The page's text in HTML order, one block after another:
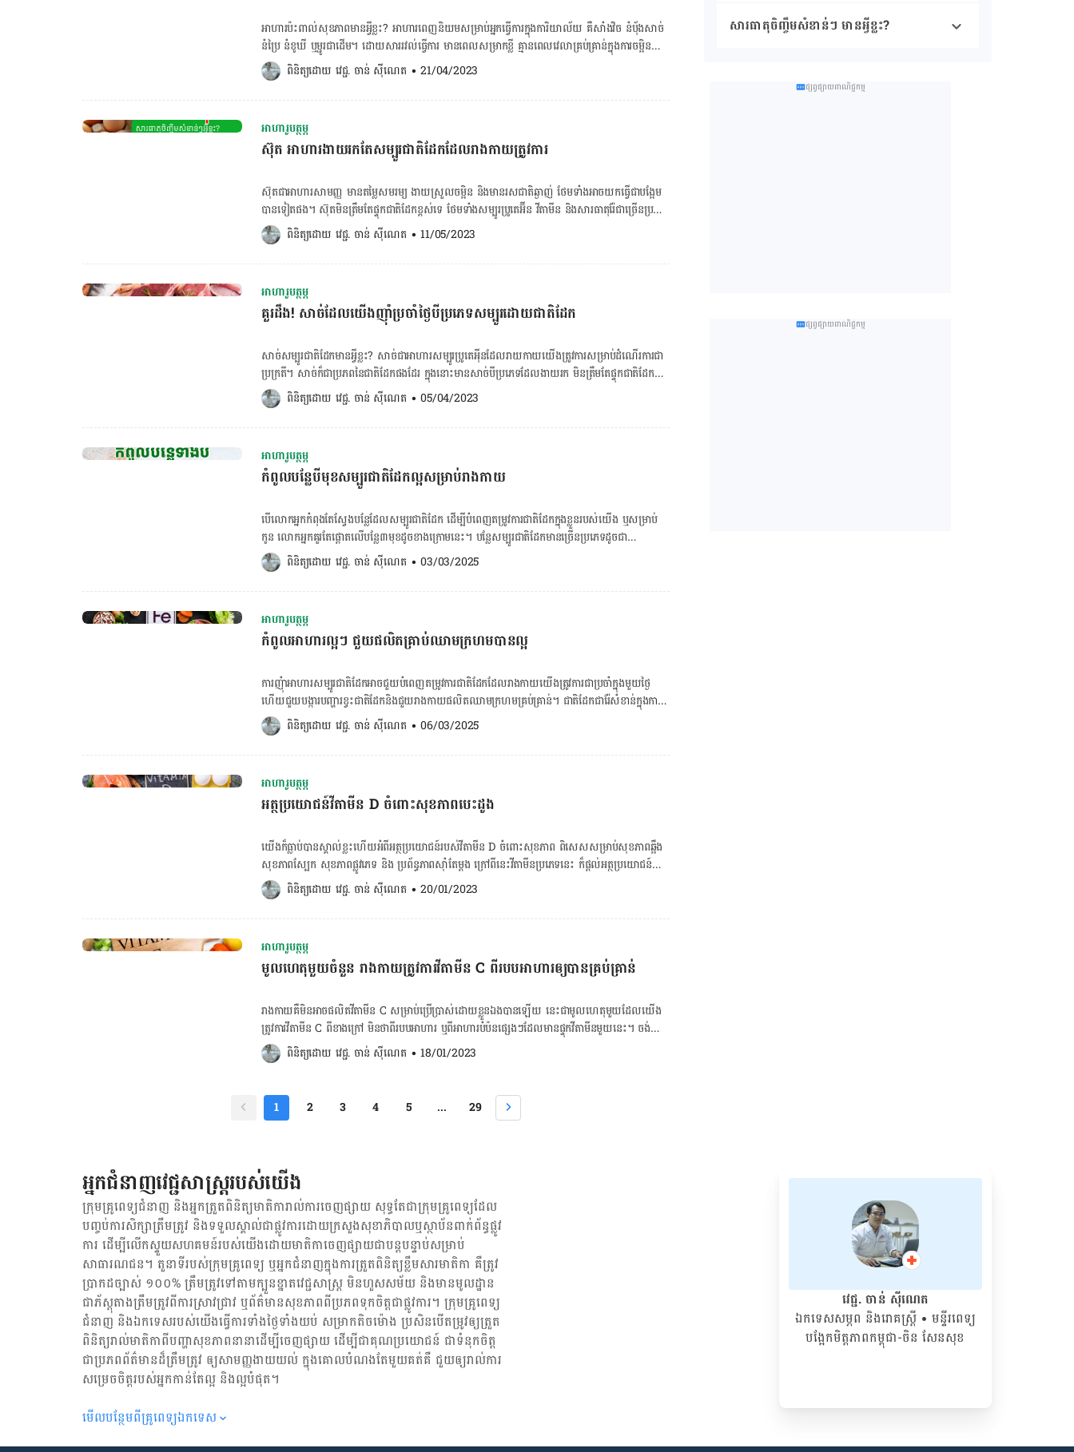
ធ្វើមេតាប៉ូលី នៃពពួកកាបូអ៊ីដ្រាត ប្រូតេអ៊ីន ខ្លាញ់ និង […]
អាហារប៉ះពាល់សុខភាពមានអ្វីខ្លះ? អាហារពេញនិយមសម្រាប់អ្នកធ្វើការក្នុង​ការិយាល័យ គឺសាំងវិច នំបុ័ង​សាច់
នំប្រៃ នំខូឃី ឬម្ជូរជាដើម។ ដោយសារ​​​​រវល់ធ្វើការ មានពេលសម្រាកខ្លី គ្មានពេល​វេលាគ្រប់គ្រាន់​ក្នុង​ការចម្អិន
ឬញុំាអាហារ ជាពិសេសអាហារពេលព្រឹកនិងអាហារសម្រន់ នៅជិត​កន្លែងធ្វើការមានលក់​អី​ក៏​ទិញ​ហ្នឹងញុំាទៅ។
មួយវិញទៀត អាហារ​ទំាងនេះ​​មានមានភាពងាយ​ស្រួល​ក្នុងការញុំា ដោយអាច​ញុំាបណ្តើរ​ធ្វើការ​បណ្តើរក៏បាន មិន
ចំណាយពេលយូរក្នុងការញុំា។ យ៉ាងណាមិញ យើងគួរកាត់បន្ថយអាហារទាំងនេះ ព្រោះ​ប៉ះពាល់សុខភាពច្រើន​
ហតដក នំបុ័ងសាច់ នំដូណាត់ ភ្លៅមាន់បំពង និងស្លាបមាន់ក្រឡុកជាដើម​ដែលសម្បូរទៅដោយម្សៅកែច្នៃ ផ្ទុក​
ខ្លាញ់ អំបិល ស្ករ និងកាឡូរីខ្ពស់។ ការញុំាអាហារហ្វាសហ្វូតច្រើនបង្កើនហានិភ័យធាត់ កើតជំងឺ​លើស​សម្ពាធ​
ដូចជា មីកំប៉ុង ប្រហិត សាច់ប៉ាត់តេ នំកញ្ចប់ ឬអាហារ​កំប៉ុង​ច្រើនអាច​ធ្វើឱ្យ​យើង​ធាត់ ប្រឈម​
បញ្ហាលើសសម្ពាធឈាម កើតជំងឺបេះដូង និងជំងឺទឹក​នោមផ្អែម​ដោយសារ​ក្នុង​អាហារកែច្នៃ​មាន​សារធាតុចិញ្ចឹម
តិចតួច តែផ្ទុកកាបូអ៊ីដ្រាតកៃច្នៃ ជាតិស្ករ អំបិល […]
ពិនិត្យដោយ វេជ្ជ. ចាន់ ស៊ីណេត • 21/04/2023
អាហារូបត្ថម្ភ
ស៊ុត អាហារងាយរកតែសម្បូរ​ជាតិដែក​ដែល​រាង​កាយ​ត្រូវ​ការ
ស៊ុតជាអាហារសាមញ្ញ មានតម្លៃសមរម្យ ងាយស្រួលចម្អិន និងមានរសជាតិ​ឆ្ងាញ់ ថែមទាំងអាច​យក​ធ្វើ​ជា​បង្អែម
បានទៀតផង។ ស៊ុតមិនត្រឹមតែផ្ទុកជាតិដែកខ្ពស់ទេ ថែមទាំងសម្បូរប្រូតេអ៊ីន វីតាមីន​ និងសារធាតុរ៉ែ​ជាច្រើនប្រភេទ
ដែលល្អចំពោះសុខភាព។ ស៊ុតមួយគ្រាប់ទម្ងន់ប្រហែល ៥០ ក្រាមមានសារធាតុចិញ្ចឹមដូចជា៖ ជាតិដែក ០,៩
មិល្លីក្រាម ប្រូតេអ៊ីន ៦,៣ ក្រាម វីតាមីន A ៨០​ មីក្រូក្រាម វីតាមីន D ១ មីក្រូក្រាម ខូលីន (Choline) ១៤៧
មិល្លីក្រាម ១. ជាតិដែក យើងត្រូវការជាតិដែកផលិតឈាមក្រហម និងដឹកនាំអុកស៊ីសែន​ចែក​ចាយ​ពាសពេញរាង
អាហារ​ទៅ​ជា​ថាមពលដែរ។ ២. ប្រូតេអ៊ីន ប្រូតេអ៊ីនមិនត្រឹមតែជួយឱ្យរាងកាយមានកម្លាំងទេ ថែមទាំងជួយពង្រឹង
ជួសជុល និងបង្កើន​ម៉ាស​សាច់​ដុំ​ទៀត​ផង។ ពិសេសជាងនេះទៅទៀត ប្រូតេអ៊ីនជួយឱ្យដល់ការលូតលាស់​ និង
ចង់គណនា BMR ចុចទីនេះ! ចង់គណនារកចង្វាក់បេះដូងលោត ចុចទីនេះ! ចង់ពិនិត្យជំងឺសរសៃឈាមបេះដូង
ចុចទីនេះ! ៣. វីតាមីន A វីតាមីន A ជួយដល់សុខភាពភ្នែក ការពារភ្នែកពីការបំផ្លាញពីកាំរស្មី UV […]
ពិនិត្យដោយ វេជ្ជ. ចាន់ ស៊ីណេត • 11/05/2023
អាហារូបត្ថម្ភ
គួរ​ដឹង! សាច់​ដែល​យើង​ញ៉ាំប្រចាំ​ថ្ងៃ​បី​ប្រភេទ​សម្បូរដោយជាតិ​ដែក
សាច់សម្បូរជាតិដែកមានអ្វីខ្លះ? សាច់​ជា​អាហារ​​សម្បូរ​ប្រូតេអុីនដែល​រាយ​កាយ​យើង​ត្រូវ​ការ​​សម្រាប់​ដំណើរ​ការ​ជា​
ប្រក្រតី​។​ សាច់​ក៏​ជា​ប្រភព​នៃ​ជាតិ​ដែក​ផង​ដែរ ក្នុងនោះមានសាច់​​បីប្រភេទដែលងាយរក មិនត្រឹម​តែ​​ផ្ទុកជាតិដែក
ខ្ពស់ទេ ថែមទាំង​សម្បូរ​ប្រូតេអុីន និងវីតាមីនជាច្រើន។ រាងកាយយើងត្រូវការជាតិដែកដើម្បីផលិតឈាមក្រហមជា
រៀងរាល់ថ្ងៃ និងដឹកនាំអុកស៊ីសែនទៅចិញ្ចឹម​គ្រប់ជាលិកាក្នុងខ្លួន។ យើងអាចទទួលបានជាតិដែកគ្រប់គ្រាន់
តាមរយៈការញុំាអាហារសម្បូរជាតិដែក ហើយ​ខាង​ក្រោមជាសាច់សម្បូរជាតិដែកដែលងាយរក​បាន​។​ ១. សាច់គោ
ម្ជូរគ្រឿងសាច់គោ ឡុកឡាក់​សាច់គោ ឆាខាត់ណាសាច់គោ និងឡាបសាច់គោជាដើម។ ក្នុង​សាច់​​គោ ១០០
ក្រាមមានជាតិដែក ១,៩ មិល្លីក្រាម ប្រូតេអុីន ១,៧ ក្រាម វីតាមីន B12 ២,១ មីក្រូក្រាម ស័ង្កសី ៤,២ មិល្លីក្រាម
ហើយអាចច្នៃបានជាម្ហូបច្រើនមុខ។ ម្ហូបធ្វើ​ពី​សាច់ជ្រូកដែលពេញនិយមគឺបាយសាច់ជ្រូក ខ ស្ងោរជ្រក់ជើងជ្រូក
និងជ្រូកខ្វៃជាដើម។ ក្នុង​សាច់​​ជ្រូក ១០០ ក្រាមមានជាតិដែក ០,៩ មិល្លីក្រាម ប្រូតេអុីន ១៦,៩ ក្រាម វីតាមីន
B12 ០,៧ មីក្រូក្រាម ស័ង្កសី […]
ពិនិត្យដោយ វេជ្ជ. ចាន់ ស៊ីណេត • 05/04/2023
អាហារូបត្ថម្ភ
កំពូលបន្លែបីមុខសម្បូរជាតិដែក​ល្អសម្រាប់រាងកាយ
បើ​លោក​អ្នក​កំពុង​តែ​ស្វែង​បន្លែ​ដែលសម្បូរជាតិដែក ដើម្បី​បំពេញ​តម្រូវការ​ជាតិ​ដែកក្នុងខ្លួនរបស់យើង ឬសម្រាប់​
កូន លោកអ្នក​គួរតែផ្តោតលើបន្លែ៣មុខដូចខាងក្រោមនេះ។ បន្លែសម្បូរជាតិដែកមានច្រើនប្រភេទដូចជា
សណ្តែកសៀង សណ្តែកបារាំង ផ្សិត បន្លែស្លឹកបៃតង និង​ប៉េងប៉ោះជាដើម។ ប៉ុន្តែ ក្នុង​ចំណោមបន្លែទាំងអស់ ស្ពៃ
ក្តោប ដំឡូងបារាំង និងផ្កាខាត់ណាខៀវ ជាប្រភេទបន្លែសម្បូរជាតិដែកខ្ពស់​ដែល​យើង​មិន​គួរមើលរំលង។ ហេតុអ្វី?
រាងកាយយើងមិនអាចផលិតជាតិដែកបានទេ ដូច្នេះដើម្បីទទួលបានជាតិ​ដែកគ្រប់គ្រាន់ យើង​ត្រូវ​ញុំា​អាហារ​សម្បូរ
រាងកាយស្រូបយកជាតិដែកពីបន្លែបានល្អ ដើម្បីឱ្យរាងកាយស្រូបយកជាតិដែកពីបន្លែនិងផ្លែឈើបានល្អ យើងត្រូវ​
ញុំាអាហារសម្បូរវីតាមីន C ដូចជា ផ្លែឈើអម្បូរក្រូចឬអម្បូរបឺរី ត្របែក ល្ហុង ត្រសក់ស្រូវ ដំឡូងជ្វា ម្ទេសហាវៃ
បាយជាមួយឆាសណ្តែកកួរ យើងគួរញុំាត្រសក់ស្រូវ ក្រូចឬល្ហុងជាបង្អែមតាម​ក្រោយ​។ ២. បន្លែសម្បូរជាតិដែកបី
មុខដែលរាងកាយត្រូវការ ស្ពៃក្ដោប៖ ស្ពៃក្តោបមិនត្រឹមតែសម្បូរជាតិដែកទេ ថែមទាំងផ្ទុកកាឡូរីនិងជាតិខ្លាញ់ទាប
ហើយមានវីតាមីន C ខ្ពស់។ ក្នុងស្ពៃក្តោប៨៩ ក្រាមមានផ្ទុកជាតិដែក ០,៤ មិល្លីក្រាមនិងវីតាមីន C ៣២,៦
មិល្លីក្រាម។ ស្ពៃក្តោបស្រួយ មានរសជាតិផ្អែមឡែមៗ ជាពិសេសមានពីរពណ៌គឺពណ៌សនិងស្វាយ ហើយ​យើង​
ពិនិត្យដោយ វេជ្ជ. ចាន់ ស៊ីណេត • 03/03/2025
អាហារូបត្ថម្ភ
កំពូលអាហារល្អៗ ជួយផលិតគ្រាប់ឈាមក្រហមបានល្អ
ការញុំាអាហារសម្បូរជាតិដែកអាចជួយបំពេញតម្រូវការជាតិដែកដែលរាងកាយយើងត្រូវការជាប្រចាំក្នុងមួយថ្ងៃ
ហើយ​ជួយ​បង្ការបញ្ហារខ្វះជាតិដែកនិងជួយរាងកាយផលិតឈាមក្រហមគ្រប់គ្រាន់។ ជាតិដែកជារ៉ែសំខាន់ក្នុងការ
ផលិតហេម៉ូក្លូប៊ីន (Hemoglobin) ដែលជាប្រូតេអ៊ីនក្នុងឈាមក្រហម។ ១. មូលហេតុរាងកាយត្រូវការជាតិ
ដែក រាងកាយត្រូវការជាតិដែកដើម្បីផលិតឈាមក្រហមជារៀងរាល់ថ្ងៃ ព្រោះកោសិកាឈាម​ក្រហម​មួយ​អាចរស់
បានតែ ១២០ ថ្ងៃប៉ុណ្ណោះ។ ជាមធ្យម ខួរឆ្អឹងផលិតឈាមក្រហម ២ លានកោសិកា​ក្នុង​មួយ​វិនាទី​ដែលស្មើនឹង
១៧៣ ទៅ ២៥៩ ពាន់លាន ហើយកោសិកាឈាមក្រហម​ដែល​ងាប់​នឹង​ត្រូវកម្ចាត់ចោលក្នុងថ្លើម។ ឈាមក្រហម
សម្បូរទៅដោយហេម៉ូក្លូប៊ីនដែលជាប្រូតេអ៊ីនមានផ្ទុកជាតិដែក មាននាទីផ្តល់​ពណ៌​ក្រហម​ឱ្យ​ឈាម ព្រមទាំង
ទៅសួតវិញដើម្បីបញ្ចេញចោល។ [embed-health-tool-due-date] ជាតិដែកក៏មាននាទីផលិត​
មាយអូក្លូប៊ីន (myoglobin) ដែលជាប្រូតេអ៊ីនដឹកនាំអុកស៊ីសែន​ទៅឱ្យ​សាច់​ដុំដែរ។ ជាងនេះទៅទៀតរាងកាយ
ត្រូវការជាតិដែកដើម្បីផលិតអ័រម៉ូន ជួយដល់ការលូតលាស់​រាងកាយ​និងពង្រឹងប្រព័ន្ធភាពសុំា។ ជាតិដែកប្រហែល
៧០% គឺស្ថិតក្នុងហេម៉ូក្លូប៊ីន ៥% ស្ថិតក្នុងប្រូតេអ៊ីនសំខាន់ៗផ្សេងទៀត​ក្នុង​រាងកាយ​និង ២៥% ស្តុកទុកក្នុងថ្លើម
ក្នុងខ្លួនដែលមានបរិមាណ​ប្រហែល ២៥% រហូតដល់អស់ ហើយបណ្តាលឱ្យយើងខ្វះជាតិដែក។ ចង់គណនា
BMI ចុចទីនេះ! ចង់គណនា BMR ចុចទីនេះ! ចង់គណនារកចង្វាក់បេះដូងលោត ចុចទីនេះ! ចង់ពិនិត្យជំងឺ
សរសៃឈាមបេះដូង ចុចទីនេះ! ២. អាហារសម្បូរជាតិដែក ខាងក្រោមជាអាហារសម្បូរជាតិដែកដែលយើងគួរ
បញ្ចូលក្នុងរបបអាហារ​​ដើម្បីទទួលបានជាតិដែកគ្រប់គ្រាន់៖ សណ្តែក៖ សណ្តែកសៀង សណ្តែកបាយ សណ្តែក
ក្រហម សណ្តែកខ្មៅ សណ្តែកអង្គុយ សាច់ក្រហម៖ សាច់គោ […]
ពិនិត្យដោយ វេជ្ជ. ចាន់ ស៊ីណេត • 06/03/2025
អាហារូបត្ថម្ភ
អត្ថប្រយោជន៍វីតាមីន D ចំពោះសុខភាពបេះដូង
យើងក៏ធ្លាប់បានស្គាល់ខ្លះហើយអំពីអត្ថប្រយោជន៍របស់វីតាមីន D ចំពោះសុខភាព ពិសេសសម្រាប់សុខភាពឆ្អឹង
សុខភាពស្បែក សុខភាពផ្លូវភេទ និង ប្រព័ន្ធភាពស៊ាំតែម្ដង ក្រៅពីនេះវីតាមីនប្រភេទនេះ ក៏ផ្ដល់អត្ថប្រយោជន៍
ចំពោះសុខភាពបេះដូងខ្លាំងផងដែរ។ ចង់គណនា BMR ចុចទីនេះ! ចង់គណនា BMI ចុចទីនេះ! ចង់គណនា
រង្វាស់ចង្វាក់បេះដូង ចុចទីនេះ! ចង់ពិនិត្យសុខភាពប្រព័ន្ធរំលាយអាហារ ចុចទីនេះ! យើងអាចរក វីតាមីនD បាន
នៅក្នុងពពួកខ្លាញ់ត្រីសមុទ្រដូចជា ត្រីហារ៉ុង ត្រីស្បៃកា ត្រីសារឌីន និង ត្រីធូណា។ លើសពីនេះក៏មាននៅក្នុង
ទទួលបានវីតាមីន D ចាប់ពី៨០ទៅ៩០%តាមរយៈពន្លឺព្រះអាទិត្យ។ យោងតាមការសិក្សាធ្វើឡើងដោយសាកល
វិទ្យាល័យ Ohio University បានបង្ហាញថា វីតាមីន D អាចជួយរំលាយប្រភេទកូលេស្ដេរ៉ូលអាក្រក់ៗ ធ្វើឲ្យ
វីតាមីន D ក៏មានសមត្ថភាពជួយឲ្យរាងកាយងាយចាប់បានពពួកសារជាតិចិញ្ចឹមដូចជា ជាតិប៉ូតាស្យូម កាល់ស្យូម
ដែក ម៉ាញ៉េស្យូម ដែលទាំងនេះសុទ្ធសឹងជាធាតុចាំបាច់ជំនួយដល់ចរន្ដឈាម។ ដូច្នេះវីតាមីន D អាចជួយកាត់
បន្ថយហានិភ័យនៃជំងឺបេះដូង ជំងឺគ្រោះថ្នាក់សរសៃខួរក្បាល ជំងឺលើសសម្ពាធឈាម […]
ពិនិត្យដោយ វេជ្ជ. ចាន់ ស៊ីណេត • 20/01/2023
អាហារូបត្ថម្ភ
មូលហេតុមួយចំនួន រាងកាយ​ត្រូវ​ការវីតាមីន C ពី​របបអាហារ​ឲ្យ​បាន​គ្រប់​គ្រាន់
រាងកាយគឺមិនអាចផលិតវីតាមីន C សម្រាប់ប្រើប្រាស់ដោយខ្លួនឯងបានឡើយ នេះជាមូលហេតុមួយដែលយើង
ត្រូវការវីតាមីន C ពីខាងក្រៅ មិនថាពីរបបអាហារ ឬពីអាហារបំប៉នផ្សេងៗដែលមានផ្ទុកវីតាមីនមួយនេះ។ ចង់
គណនា BMR ចុចទីនេះ! ចង់គណនា BMI ចុចទីនេះ! ចង់គណនារង្វាស់ចង្វាក់បេះដូង ចុចទីនេះ! ចង់ពិនិត្យ
សុខភាពប្រព័ន្ធរំលាយអាហារ ចុចទីនេះ! មូលហេតុមួយចំនួនទៀតព្រោះវីតាមីន C ផ្ដល់អត្ថប្រយោជន៍ដល់រាង
ជួយប្រឆាំងអុកស៊ីតកម្ម និង ពង្រឹងប្រព័ន្ធភាពស៊ាំក្នុងរាងកាយ។ តាមការណែរនាំមន្ទីរពេទ្យ mayoclinic
អាមេរិកបានបង្ហាញថា រាងកាយមនុស្សពេញ​វ័យ​ម្នាក់ត្រូវការវីតាមីន C ជាចាំបាច់ក្នុងមួយថ្ងៃ៧០មិល្លីក្រាម
អាចមានក្រុមមនុស្សមួយចំនួន ដែលអាចប្រឈមខ្វះវីតាមីន C ដូចជា៖ អ្នកជក់បារី អ្នកផឹកស្រាច្រើន អ្នកចូលចិត្ដ
ញ៉ាំអាហារមានជាតិសាច់ មិនចូលចិត្ដបន្លែ អ្នកមានជំងឺថ្លើម អ្នកមានជំងឺមហារីកក្នុងដំណាក់ដំបូង ការខ្វះវីតាមីន C
អាចបណ្ដាលឲ្យយើងប្រឈមបញ្ហាជាច្រើនដូចជា កើតជំងឺស្លេកស្លាំង ចេញឈាមតាមអញ្ចាញធ្មេញ របួសយូ
ជាសះស្បើយ ស្បែកឆាប់ជ្រីវជ្រួញ ឆាប់ឆ្លងជំងឺមេរោគ គេងមិនសូវលក់ ខ្សោយការចងចាំ និង ក៏ប៉ះពាល់ដល់
សុខភាពភ្នែកផងដែរ។ តើការកើនឡើងវីតាមីន […]
ពិនិត្យដោយ វេជ្ជ. ចាន់ ស៊ីណេត • 18/01/2023
1 2 3 4 5 ... 29
សារធាតុចិញ្ចឹមសំខាន់ៗ មានអ្វីខ្លះ?
ផ្សព្វផ្សាយពាណិជ្ជកម្ម
ផ្សព្វផ្សាយពាណិជ្ជកម្ម
អ្នកជំនាញវេជ្ជសាស្ត្ររបស់យើង
ក្រុមគ្រូពេទ្យជំនាញ និង​អ្នក​ត្រួតពិនិត្យ​មាតិការាល់ការចេញផ្សាយ សុទ្ធតែជា​ក្រុម​គ្រូពេទ្យ​ដែល​
បញ្ចប់ការសិក្សាត្រឹមត្រូវ និង​ទទួល​ស្គាល់​ជាផ្លូវការ​ដោយ​ក្រសួងសុខាភិបាលឬស្ថាប័ន​ពាក់ព័ន្ធ​ផ្លូវ
ការ ដើម្បីលើកស្ទួយ​សហគមន៍​របស់យើង​ដោយ​មាតិកា​ចេញផ្សាយជាបន្តបន្ទាប់សម្រាប់
សាធារណជន។ តួនាទីរបស់​ក្រុមគ្រូពេទ្យ ឬ​អ្នក​ជំនាញ​ក្នុងការ​ត្រួតពិនិត្យ​ខ្លឹមសារ​មាតិកា គឺ​ត្រូវ​
ប្រាកដ​ច្បាស់ ១០០% ត្រឹមត្រូវ​ទៅតាម​ក្បួនខ្នាតវេជ្ជសាស្ត្រ មិនហួសសម័យ និង​មានមូលដ្ឋាន​
ជា​ភ័ស្តុតាង​ត្រឹមត្រូវ​ពី​ការ​ស្រាវជ្រាវ ឬ​ព័ត៌មាន​សុខភាព​ពី​ប្រភព​ទុកចិត្ត​ជាផ្លូវការ។ ក្រុមគ្រូពេទ្យ
ជំនាញ និង​ឯកទេស​របស់យើង​ធ្វើការ​ទាំង​ថ្ងៃទាំងយប់ សម្រាក​តិចម៉ោង ប្រសិន​បើ​តម្រូវ​ឲ្យ​ត្រួត
ពិនិត្យ​រាល់​មាតិកា​ពី​បញ្ហា​សុខភាព​នានា​ដើម្បី​ចេញ​ផ្សាយ ដើម្បី​ជា​គុណប្រយោជន៍ ជា​ទំនុកចិត្ត
ជា​ប្រភព​ព័ត៌មាន​ដ៏​ត្រឹមត្រូវ ឲ្យសាមញ្ញ​ងាយយល់ ក្នុងគោលបំណង​តែមួយ​គត់​គឺ ជួយ​ឲ្យ​រាល់ការ
សម្រេចចិត្ត​របស់​អ្នក​កាន់តែ​ល្អ និង​ល្អ​បំផុត។
មើល​បន្ថែម​ពី​គ្រូពេទ្យ​ឯកទេស
វេជ្ជ. ចាន់ ស៊ីណេត
ឯកទេសសម្ភព និងរោគស្ត្រី• ម​ន្ទីរពេទ្យ
បង្អែកមិត្តភាពកម្ពុជា-ចិន សែនសុខ